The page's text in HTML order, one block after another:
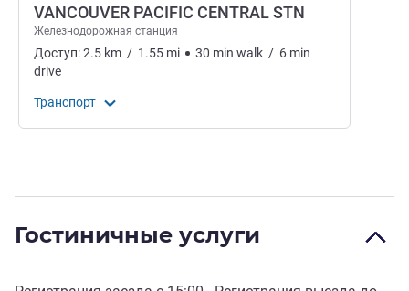
VANCOUVER PACIFIC CENTRAL STN
Железнодорожная станция
Доступ:2.5 km / 1.55 mi 30 min walk / 6 min
drive
Транспорт
Гостиничные услуги